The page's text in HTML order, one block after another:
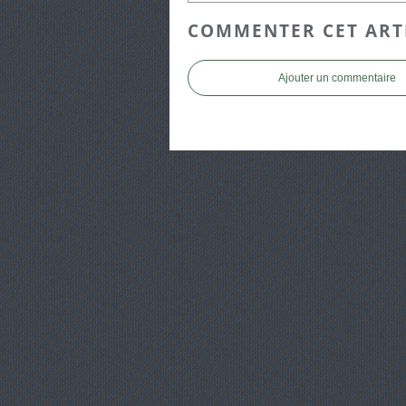
COMMENTER CET
Ajouter un commentaire